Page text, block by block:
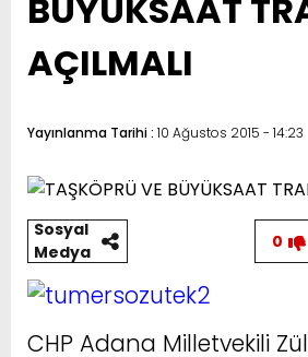
BÜYÜKSAAT
AÇILMALI
Yayınlanma Tarihi : 10 Ağustos 2015 - 14:23
Sosyal
Medya
0
CHP Adana Milletvekili